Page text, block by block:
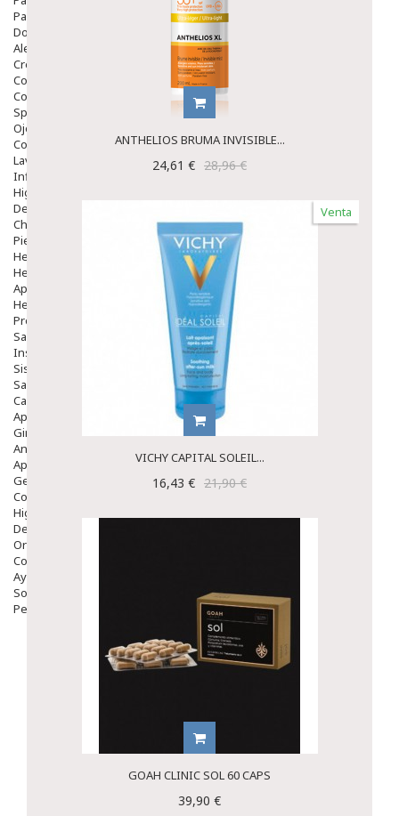
Para Descongestionar La Nariz
Dolor De Garganta
Alergias Y Picaduras
Cremas
Comprimidos
Colirios
Sprays
Ojos Y Oidos
Congestión
Lavado Ojos
Inflamación Del Oido (otitis)
Higiene Oido
Deshabituación Tabaquismo
Chicles
Piel
Herpes Y Hongos
Heridas Y úlceras
Aparato Genital
Hemorroides
Protectores Y Emolientes
Salud
Insomnio
Sistema Nervioso
Salud Bucodental
Capilar
Apósitos
Ginecología
Anticonceptivos
Aparato Genital
Gente Mayor
Cosmética
Higiene
Dentales
Ortopedia
Complementos Nutricionales.
Ayudas
Solares
Pedido express
ANTHELIOS BRUMA INVISIBLE...
24,61 € 28,96 €
Venta
VICHY CAPITAL SOLEIL...
16,43 € 21,90 €
GOAH CLINIC SOL 60 CAPS
39,90 €